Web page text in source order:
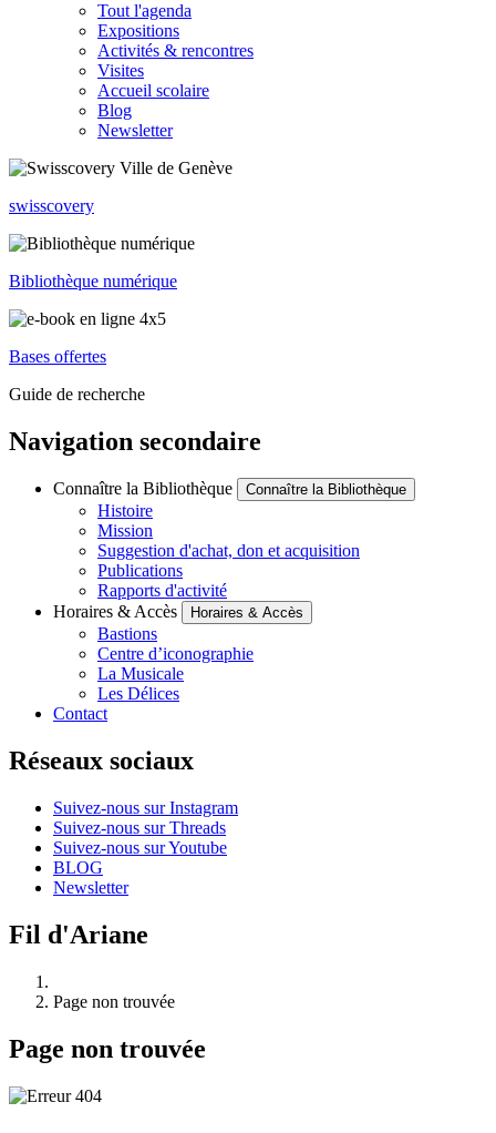
Tout l'agenda
Expositions
Activités & rencontres
Visites
Accueil scolaire
Blog
Newsletter
swisscovery
Bibliothèque numérique
Bases offertes
Guide de recherche
Navigation secondaire
Connaître la Bibliothèque Connaître la Bibliothèque
Histoire
Mission
Suggestion d'achat, don et acquisition
Publications
Rapports d'activité
Horaires & Accès
Horaires & Accès
Bastions
Centre d’iconographie
La Musicale
Les Délices
Contact
Réseaux sociaux
Suivez-nous sur Instagram
Suivez-nous sur Threads
Suivez-nous sur Youtube
BLOG
Newsletter
Fil d'Ariane
Page non trouvée
Page non trouvée